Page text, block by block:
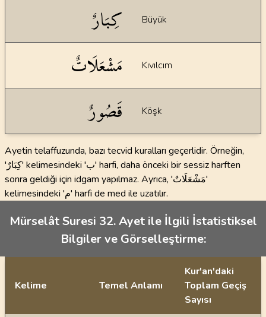
كِبَارٌ Büyük
مَشْعَلَاتٌ Kıvılcım
قَصُورٌ Köşk
Ayetin telaffuzunda, bazı tecvid kuralları geçerlidir. Örneğin,
'كِبَارٌ' kelimesindeki 'ب' harfi, daha önceki bir sessiz harften
sonra geldiği için idgam yapılmaz. Ayrıca, 'مَشْعَلَاتٌ'
kelimesindeki 'م' harfi de med ile uzatılır.
Mürselât Suresi 32. Ayet ile İlgili İstatistiksel
Bilgiler ve Görselleştirme:
Kelime Temel Anlamı
Kur'an'daki
Toplam Geçiş
Sayısı